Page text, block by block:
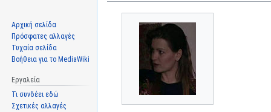
Αρχική σελίδα
Πρόσφατες αλλαγές
Τυχαία σελίδα
Βοήθεια για το MediaWiki
Εργαλεία
Τι συνδέει εδώ
Σχετικές αλλαγές